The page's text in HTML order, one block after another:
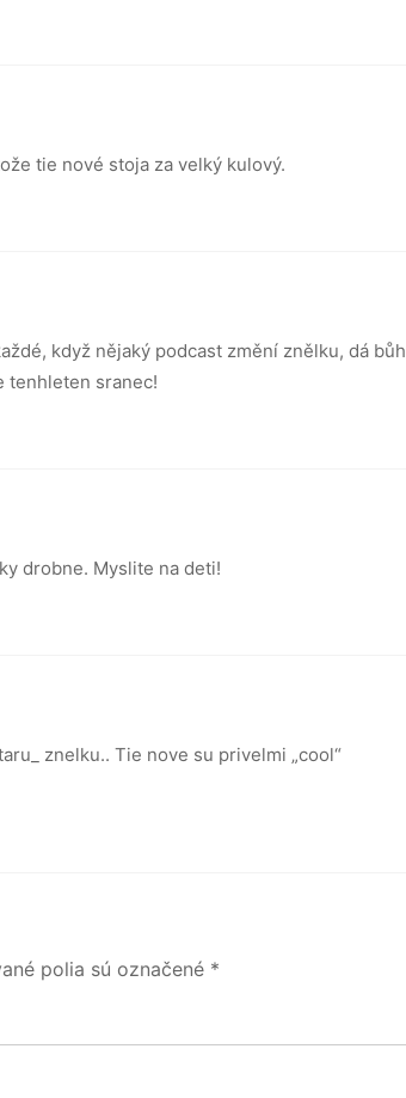
tie nové stoja za velký kulový.
když nějaký podcast změní znělku, dá bůh
tenhleten sranec!
drobne. Myslite na deti!
znelku.. Tie nove su privelmi „cool“
polia sú označené *